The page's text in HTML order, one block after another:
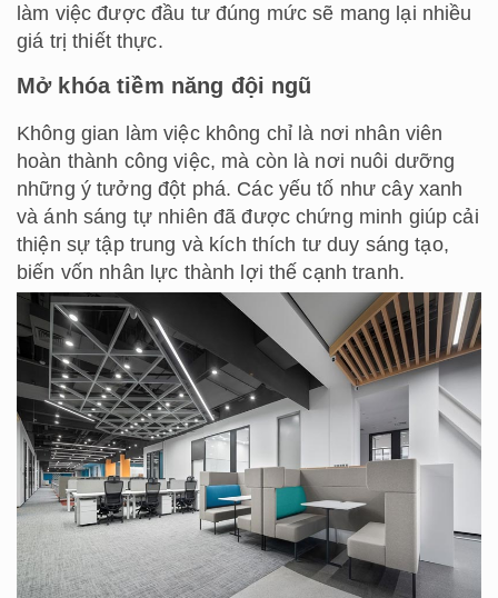
làm việc được đầu tư đúng mức sẽ mang lại nhiều
giá trị thiết thực.
Mở khóa tiềm năng đội ngũ
Không gian làm việc không chỉ là nơi nhân viên
hoàn thành công việc, mà còn là nơi nuôi dưỡng
những ý tưởng đột phá. Các yếu tố như cây xanh
và ánh sáng tự nhiên đã được chứng minh giúp cải
thiện sự tập trung và kích thích tư duy sáng tạo,
biến vốn nhân lực thành lợi thế cạnh tranh.